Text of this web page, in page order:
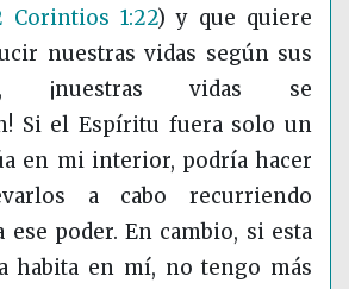
Corintios 1:22) y que quiere
nuestras vidas según sus
¡nuestras vidas se
Si el Espíritu fuera solo un
en mi interior, podría hacer
a cabo recurriendo
ese poder. En cambio, si esta
habita en mí, no tengo más